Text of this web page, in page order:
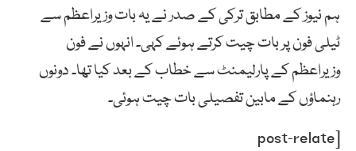
ہم نیوز کے مطابق ترکی کے صدر نے یہ بات وزیراعظم سے
ٹیلی فون پر بات چیت کرتے ہوئے کہی۔ انہوں نے فون
وزیراعظم کے پارلیمنٹ سے خطاب کے بعد کیا تھا۔ دونوں
رہنماؤں کے مابین تفصیلی بات چیت ہوئی۔
[post-relate